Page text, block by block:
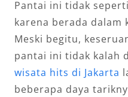
Pantai ini tidak
karena berada dalam
Meski begitu,
pantai ini tidak kalah
wisata hits di Jakarta
beberapa daya